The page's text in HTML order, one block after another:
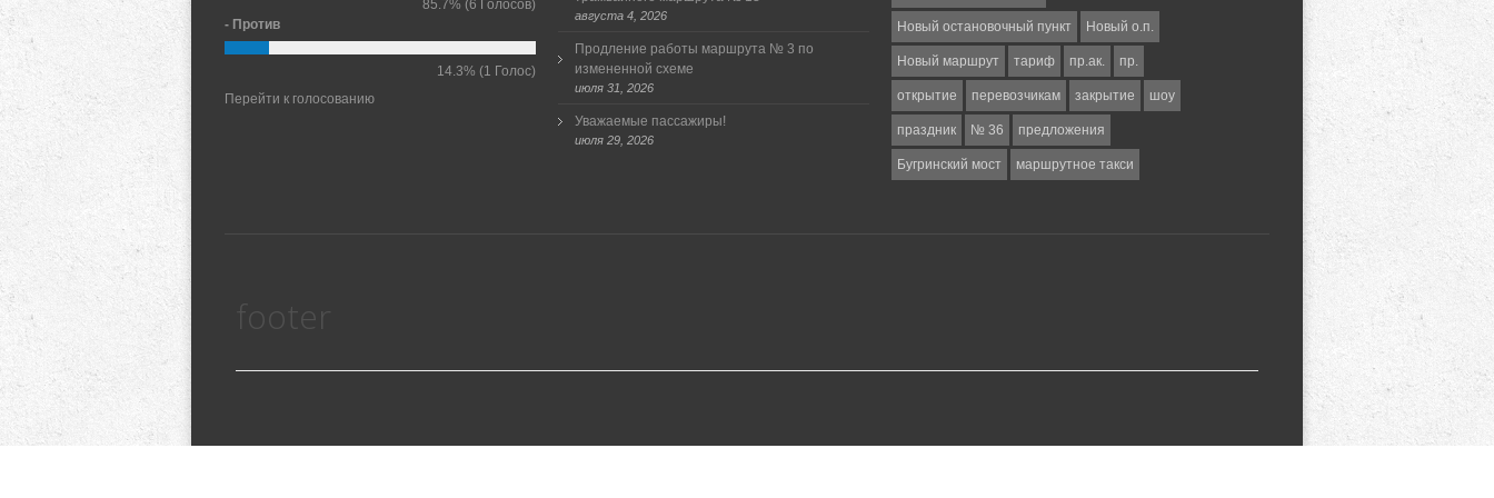
85.7% (6 Голосов)
- Против
14.3% (1 Голос)
Перейти к голосованию
августа 4, 2026
Продление работы маршрута № 3 по
измененной схеме
июля 31, 2026
Уважаемые пассажиры!
июля 29, 2026
Новый остановочный пункт Новый о.п.
Новый маршрут тариф пр.ак. пр.
открытие перевозчикам закрытие шоу
праздник № 36 предложения
Бугринский мост маршрутное такси
footer